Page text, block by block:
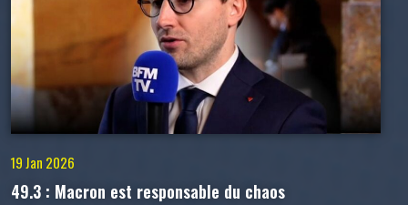
19 Jan 2026
49.3 : Macron est responsable du chaos